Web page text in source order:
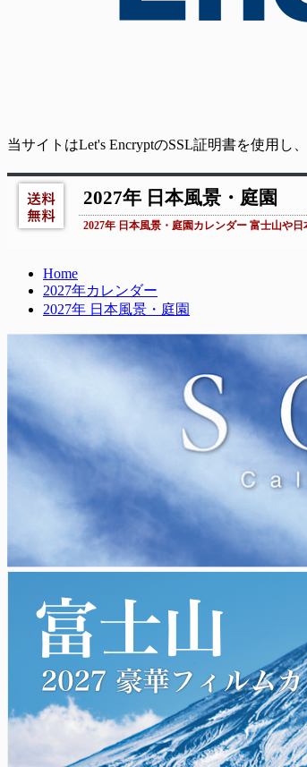
当サイトはLet's EncryptのSSL証明書を使用し
2027年 日本風景・庭園
2027年 日本風景・庭園カレンダー 富士山や
Home
2027年カレンダー
2027年 日本風景・庭園